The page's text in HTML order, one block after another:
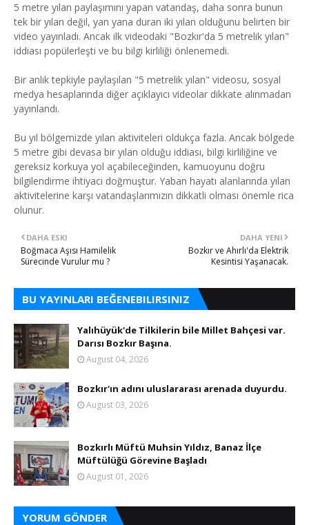
5 metre yılan paylaşımını yapan vatandaş, daha sonra bunun
tek bir yılan değil, yan yana duran iki yılan olduğunu belirten bir
video yayınladı. Ancak ilk videodaki "Bozkır'da 5 metrelik yılan"
iddiası popülerleşti ve bu bilgi kirliliği önlenemedi.
Bir anlık tepkiyle paylaşılan "5 metrelik yılan" videosu, sosyal
medya hesaplarında diğer açıklayıcı videolar dikkate alınmadan
yayınlandı.
Bu yıl bölgemizde yılan aktiviteleri oldukça fazla. Ancak bölgede
5 metre gibi devasa bir yılan olduğu iddiası, bilgi kirliliğine ve
gereksiz korkuya yol açabileceğinden, kamuoyunu doğru
bilgilendirme ihtiyacı doğmuştur. Yaban hayatı alanlarında yılan
aktivitelerine karşı vatandaşlarımızın dikkatli olması önemle rica
olunur.
DAHA YENI
Bozkır ve Ahırlı'da Elektrik
Kesintisi Yaşanacak.
DAHA ESKI
Boğmaca Aşısı Hamilelik
Sürecinde Vurulur mu ?
BU YAYINLARI BEĞENEBILIRSINIZ
Yalıhüyük'de Tilkilerin bile Millet Bahçesi var.
Darısı Bozkır Başına.
August 04, 2026
Bozkır'ın adını uluslararası arenada duyurdu.
August 03, 2026
Bozkırlı Müftü Muhsin Yıldız, Banaz İlçe
Müftülüğü Görevine Başladı
August 01, 2026
YORUM GÖNDER